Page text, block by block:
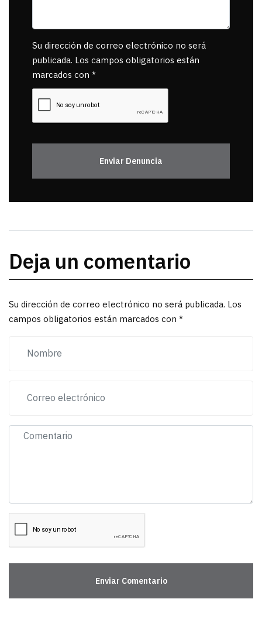
Su dirección de correo electrónico no será
publicada. Los campos obligatorios están
marcados con *
Enviar Denuncia
Deja un comentario
Su dirección de correo electrónico no será publicada. Los
campos obligatorios están marcados con *
Enviar Comentario